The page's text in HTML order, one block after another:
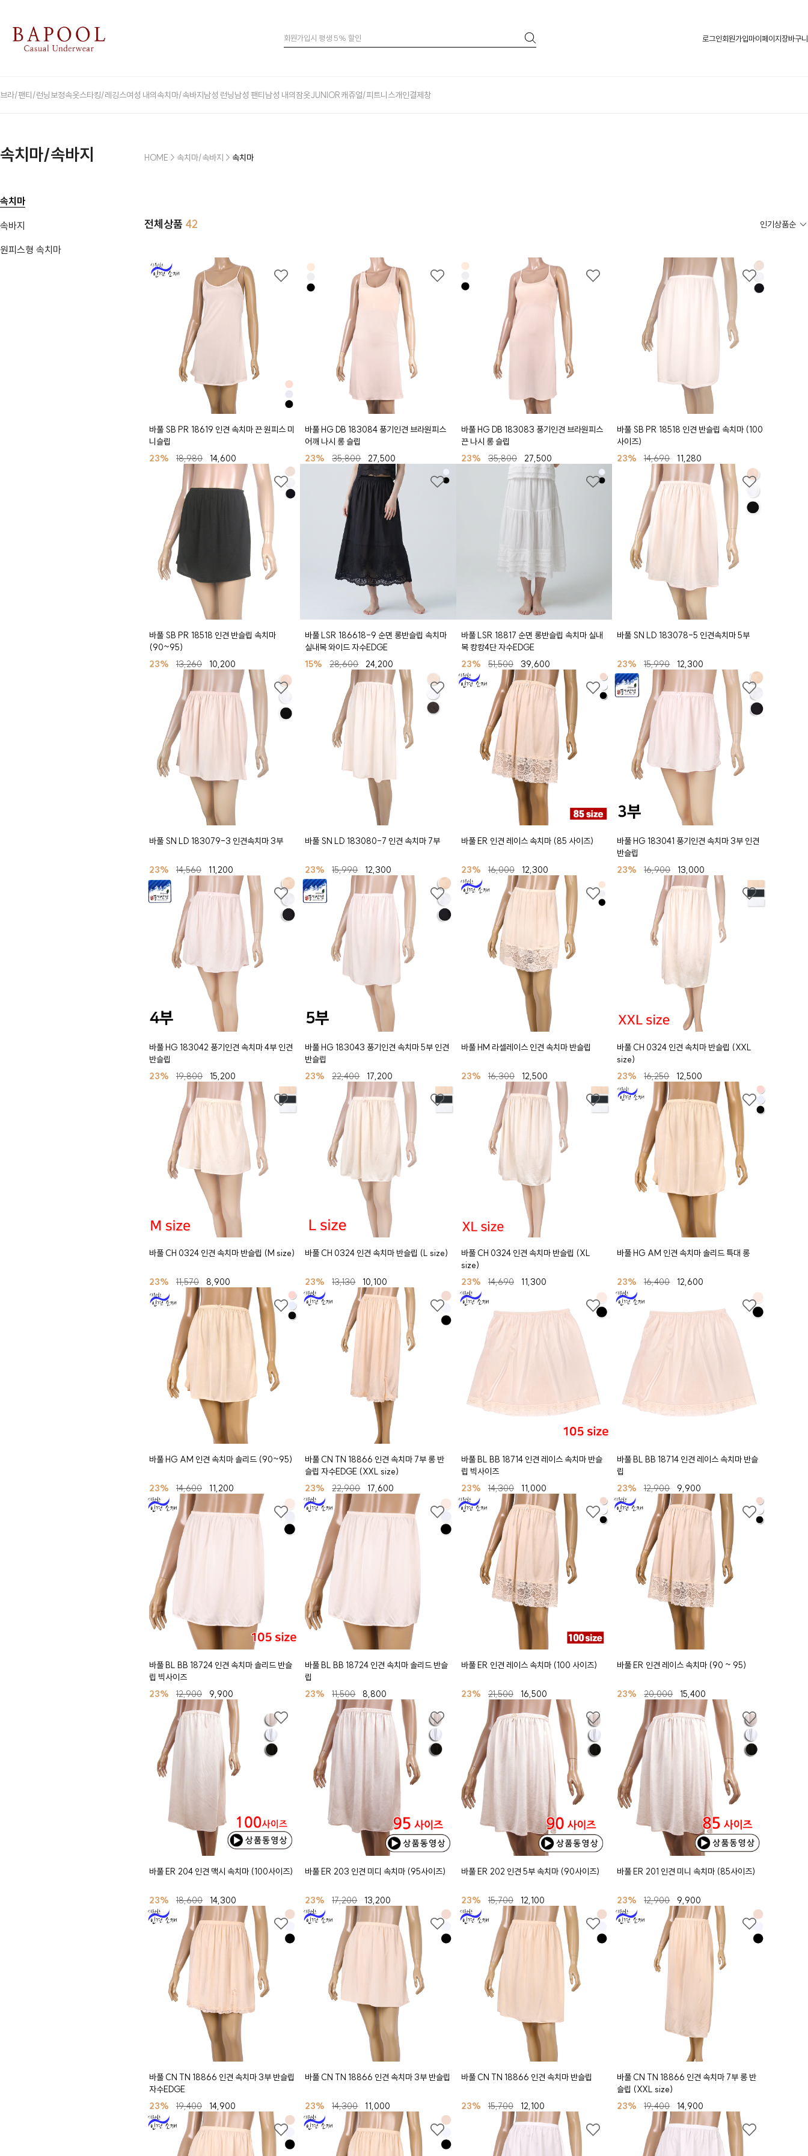
로그인회원가입마이페이지장바구니
브라/팬티/런닝보정속옷스타킹/레깅스여성 내의속치마/속바지남성 런닝남성 팬티남성 내의잠옷JUNIOR캐쥬얼/피트니스개인결제창
속치마/속바지
속치마
속바지
원피스형 속치마
HOME > 속치마/속바지 > 속치마
전체상품 42
바풀 SB PR 18619 인견 속치마 끈 원피스 미
니슬립
23%
18,980 14,600
바풀 HG DB 183084 풍기인견 브라원피스
어깨 나시 롱 슬립
23%
35,800 27,500
바풀 HG DB 183083 풍기인견 브라원피스
끈 나시 롱 슬립
23%
35,800 27,500
바풀 SB PR 18518 인견 반슬립 속치마 (100
사이즈)
23%
14,690 11,280
바풀 SB PR 18518 인견 반슬립 속치마
(90~95)
23%
13,260 10,200
바풀 LSR 186618-9 순면 롱반슬립 속치마
실내복 와이드 자수EDGE
15%
28,600 24,200
바풀 LSR 18817 순면 롱반슬립 속치마 실내
복 캉캉4단 자수EDGE
23%
51,500 39,600
바풀 SN LD 183078-5 인견속치마 5부
23% 15,990 12,300
바풀 SN LD 183079-3 인견속치마 3부
23% 14,560 11,200
바풀 SN LD 183080-7 인견 속치마 7부
23% 15,990 12,300
바풀 ER 인견 레이스 속치마 (85 사이즈)
23% 16,000 12,300
바풀 HG 183041 풍기인견 속치마 3부 인견
반슬립
23%
16,900 13,000
바풀 HG 183042 풍기인견 속치마 4부 인견
반슬립
23%
19,800 15,200
바풀 HG 183043 풍기인견 속치마 5부 인견
반슬립
23%
22,400 17,200
바풀 HM 라셀레이스 인견 속치마 반슬립
23% 16,300 12,500
바풀 CH 0324 인견 속치마 반슬립 (XXL
size)
23%
16,250 12,500
바풀 CH 0324 인견 속치마 반슬립 (M size)
23% 11,570 8,900
바풀 CH 0324 인견 속치마 반슬립 (L size)
23% 13,130 10,100
바풀 CH 0324 인견 속치마 반슬립 (XL
size)
23%
14,690 11,300
바풀 HG AM 인견 속치마 솔리드 특대 롱
23% 16,400 12,600
바풀 HG AM 인견 속치마 솔리드 (90~95)
23% 14,600 11,200
바풀 CN TN 18866 인견 속치마 7부 롱 반
슬립 자수EDGE (XXL size)
23%
22,900 17,600
바풀 BL BB 18714 인견 레이스 속치마 반슬
립 빅사이즈
23%
14,300 11,000
바풀 BL BB 18714 인견 레이스 속치마 반슬
립
23%
12,900 9,900
바풀 BL BB 18724 인견 속치마 솔리드 반슬
립 빅사이즈
23%
12,900 9,900
바풀 BL BB 18724 인견 속치마 솔리드 반슬
립
23%
11,500 8,800
바풀 ER 인견 레이스 속치마 (100 사이즈)
23% 21,500 16,500
바풀 ER 인견 레이스 속치마 (90 ~ 95)
23% 20,000 15,400
바풀 ER 204 인견 맥시 속치마 (100사이즈)
23% 18,600 14,300
바풀 ER 203 인견 미디 속치마 (95사이즈)
23% 17,200 13,200
바풀 ER 202 인견 5부 속치마 (90사이즈)
23% 15,700 12,100
바풀 ER 201 인견 미니 속치마 (85사이즈)
23% 12,900 9,900
바풀 CN TN 18866 인견 속치마 3부 반슬립
자수EDGE
23%
19,400 14,900
바풀 CN TN 18866 인견 속치마 3부 반슬립
23% 14,300 11,000
바풀 CN TN 18866 인견 속치마 반슬립
23% 15,700 12,100
바풀 CN TN 18866 인견 속치마 7부 롱 반
슬립 (XXL size)
23%
19,400 14,900